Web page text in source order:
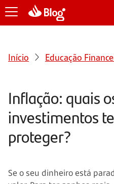
Início Educação
Inflação: quais
investimentos
proteger?
Se o seu dinheiro está